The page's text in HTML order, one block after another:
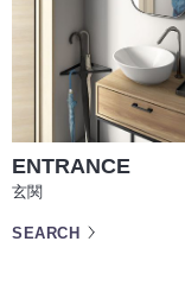
ENTRANCE
玄関
SEARCH